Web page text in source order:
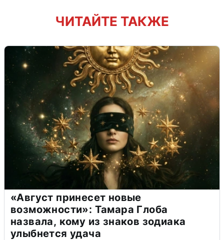
ЧИТАЙТЕ ТАКЖЕ
«Август принесет новые
возможности»: Тамара Глоба
назвала, кому из знаков зодиака
улыбнется удача